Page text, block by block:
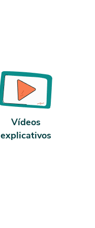
Vídeos
explicativos